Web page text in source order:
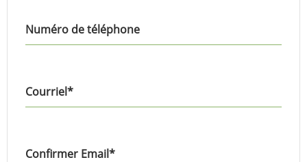
Numéro de téléphone
Courriel*
Confirmer Email*